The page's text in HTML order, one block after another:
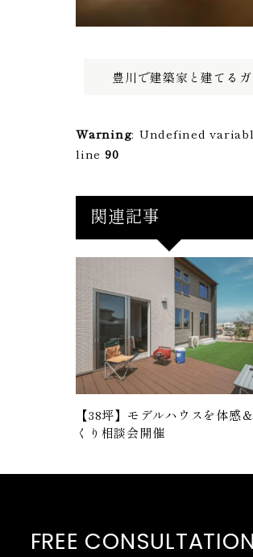
豊川で建築家と建てる
Warning: Undefined
line 90
関連記事
【38坪】モデルハウスを体感
くり相談会開催
FREE CONSULTATION